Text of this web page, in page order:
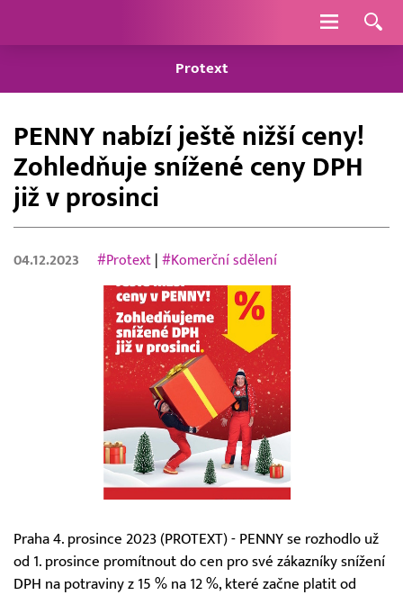
Navigace
Protext
PENNY nabízí ještě nižší ceny!
Zohledňuje snížené ceny DPH
již v prosinci
04.12.2023 #Protext |#Komerční sdělení
Praha 4. prosince 2023 (PROTEXT) - PENNY se rozhodlo už
od 1. prosince promítnout do cen pro své zákazníky snížení
DPH na potraviny z 15 % na 12 %, které začne platit od